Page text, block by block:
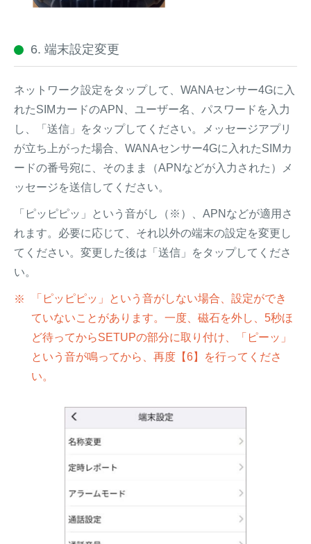
6. 端末設定変更
ネットワーク設定をタップして、WANAセンサー4Gに入
れたSIMカードのAPN、ユーザー名、パスワードを入力
し、「送信」をタップしてください。メッセージアプリ
が立ち上がった場合、WANAセンサー4Gに入れたSIMカ
ードの番号宛に、そのまま（APNなどが入力された）メ
ッセージを送信してください。
「ピッピピッ」という音がし（※）、APNなどが適用さ
れます。必要に応じて、それ以外の端末の設定を変更し
てください。変更した後は「送信」をタップしてくださ
い。
「ピッピピッ」という音がしない場合、設定ができ
ていないことがあります。一度、磁石を外し、5秒ほ
ど待ってからSETUPの部分に取り付け、「ピーッ」
という音が鳴ってから、再度【6】を行ってくださ
い。